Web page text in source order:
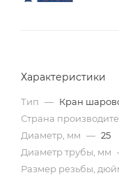
Характеристики
Тип — Кран
Страна
Диаметр, мм — 25
Диаметр трубы, мм
Размер резьбы,